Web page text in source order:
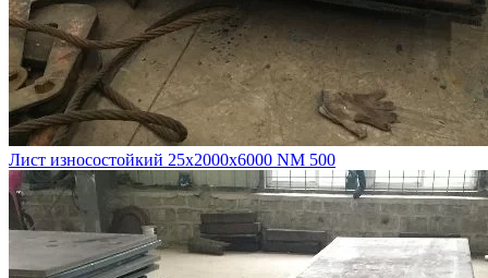
Лист износостойкий 25х2000х6000 NM 500